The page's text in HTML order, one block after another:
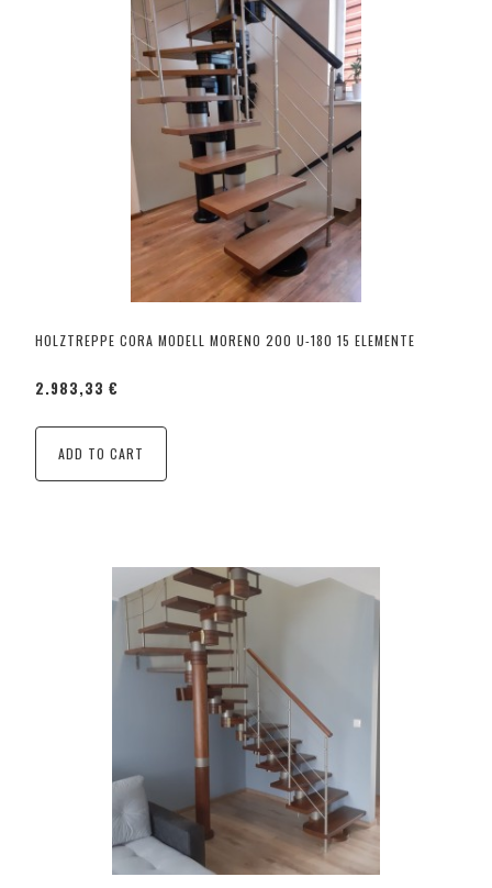
HOLZTREPPE CORA MODELL MORENO 200 U-180 15 ELEMENTE
2.983,33 €
ADD TO CART